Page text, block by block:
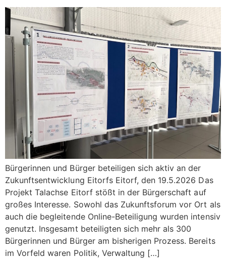
Bürgerinnen und Bürger beteiligen sich aktiv an der
Zukunftsentwicklung Eitorfs Eitorf, den 19.5.2026 Das
Projekt Talachse Eitorf stößt in der Bürgerschaft auf
großes Interesse. Sowohl das Zukunftsforum vor Ort als
auch die begleitende Online-Beteiligung wurden intensiv
genutzt. Insgesamt beteiligten sich mehr als 300
Bürgerinnen und Bürger am bisherigen Prozess. Bereits
im Vorfeld waren Politik, Verwaltung […]